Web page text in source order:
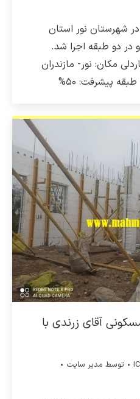
این ساختمان با سازه ICF در شهرستان نور استان
با متراژ ۳۰۰ متر و در دو طبقه اجرا شد.
چاردلی مکان: نور- مازندران
آقای زرندی با
توسط مدیر سایت